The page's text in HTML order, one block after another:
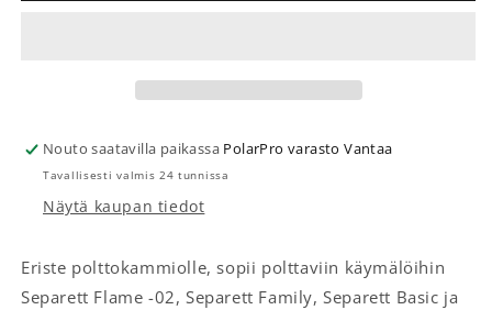
Nouto saatavilla paikassa PolarPro varasto Vantaa
Tavallisesti valmis 24 tunnissa
Näytä kaupan tiedot
Eriste polttokammiolle, sopii polttaviin käymälöihin
Separett Flame -02, Separett Family, Separett Basic ja